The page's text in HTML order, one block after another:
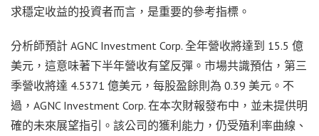
求穩定收益的投資者而言，是重要的參考指標。
分析師預計 AGNC Investment Corp. 全年營收將達到 15.5 億
美元，這意味著下半年營收有望反彈。市場共識預估，第三
季營收將達 4.5371 億美元，每股盈餘則為 0.39 美元。不
過，AGNC Investment Corp. 在本次財報發布中，並未提供明
確的未來展望指引。該公司的獲利能力，仍受殖利率曲線、